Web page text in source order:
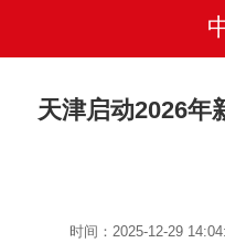
天津启动2026年
时间：2025-12-29